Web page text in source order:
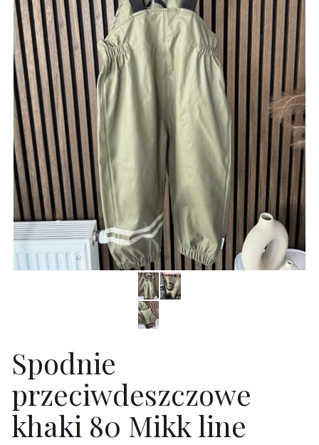
Spodnie
przeciwdeszczowe
khaki 80 Mikk line